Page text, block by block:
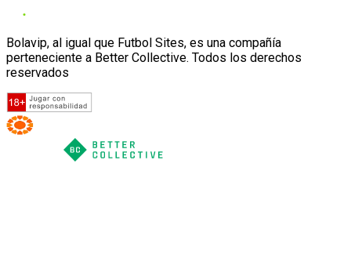
Bolavip, al igual que Futbol Sites, es una compañía
perteneciente a Better Collective. Todos los derechos
reservados